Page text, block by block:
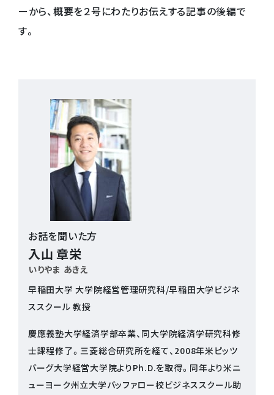
ーから、概要を２号にわたりお伝えする記事の後編で
す。
お話を聞いた方
入山 章栄
いりやま あきえ
早稲田大学 大学院経営管理研究科/早稲田大学ビジネ
ススクール 教授
慶應義塾大学経済学部卒業、同大学院経済学研究科修
士課程修了。三菱総合研究所を経て、2008年米ピッツ
バーグ大学経営大学院よりPh.D.を取得。同年より米ニ
ューヨーク州立大学バッファロー校ビジネススクール助